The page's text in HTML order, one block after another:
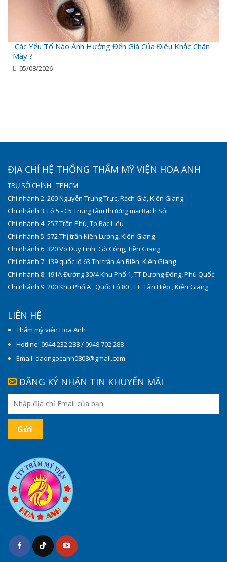
Các Yếu Tố Nào Ảnh Hưởng Đến Giá Của Điêu Khắc Chân
Mày ?
05/08/2026
ĐỊA CHỈ HỆ THỐNG THẨM MỸ VIỆN HOA ANH
TRỤ SỞ CHÍNH - TPHCM
Chi nhánh 2: 260 Nguyễn Trung Trực, Rạch Giá, Kiên Giang
Chi nhánh 3: Lô 5 - C5 Trung tâm thương mại Rạch Sỏi
Chi nhánh 4: 257 Trần Phú, Tp Bạc Liêu
Chi nhánh 5: 572 Thị trấn Kiên Lương, Kiên Giang
Chi nhánh 6: 320 Võ Duy Linh, Gò Công, Tiền Giang
Chi nhánh 7: 139 quốc lộ 63 Thị trấn An Biên, Kiên Giang
Chi nhánh 8: 191A Đường 30/4 Khu Phố 1, TT.Dương Đông, Phú Quốc
Chi nhánh 9: 200 Khu Phố A , Quốc Lộ 80 , TT. Tân Hiệp , Kiên Giang
LIÊN HỆ
Thẩm mỹ viện Hoa Anh
Hotline: 0944 232 288 / 0948 702 288
Email: daongocanh0808@gmail.com
ĐĂNG KÝ NHẬN TIN KHUYẾN MÃI